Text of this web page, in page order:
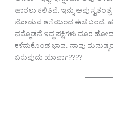
ಹಾರಲು ಕಲಿತಿವೆ. ಇನ್ನು ಅವು
ನೋಡುವ ಆಸೆಯಿಂದ ಈಚೆ ಬಂದೆ.
ನಮ್ಮೊಡನೆ ಇದ್ದ ಪಕ್ಷಿಗಳು ದೂರ
ಕಳೆದುಕೊಂಡ ಭಾವ.. ನಾವು
ಬರುವುದು ಯಾವಾಗ????